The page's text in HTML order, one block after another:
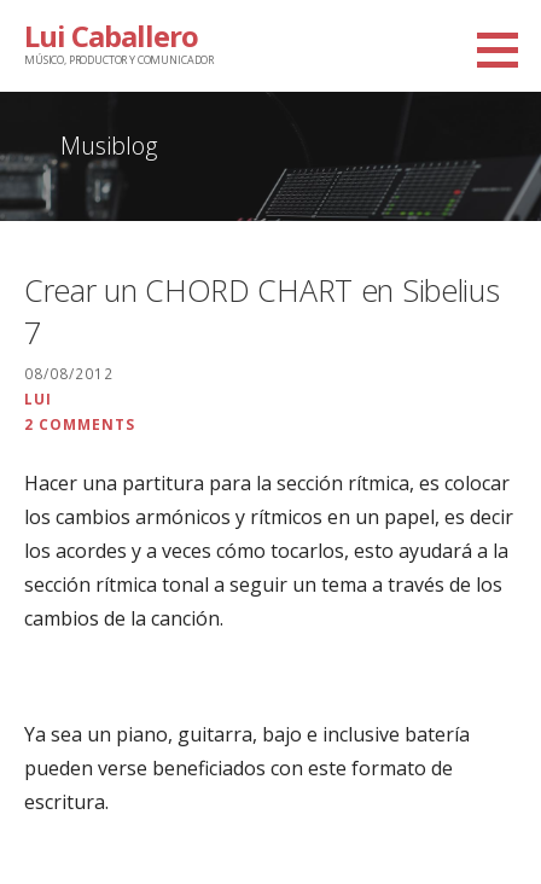
Lui Caballero
MÚSICO, PRODUCTOR Y COMUNICADOR
Musiblog
Crear un CHORD CHART en Sibelius
7
08/08/2012
LUI
2 COMMENTS
Hacer una partitura para la sección rítmica, es colocar
los cambios armónicos y rítmicos en un papel, es decir
los acordes y a veces cómo tocarlos, esto ayudará a la
sección rítmica tonal a seguir un tema a través de los
cambios de la canción.
Ya sea un piano, guitarra, bajo e inclusive batería
pueden verse beneficiados con este formato de
escritura.